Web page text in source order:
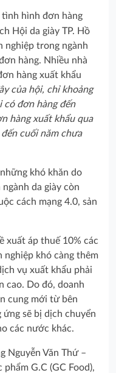
tình hình đơn hàng
Hội da giày TP. Hồ
nghiệp trong ngành
hàng. Nhiều nhà
hàng xuất khẩu
của hội, chỉ khoảng
có đơn hàng đến
hàng xuất khẩu qua
cuối năm chưa
khó khăn do
da giày còn
cách mạng 4.0, sản
xuất áp thuế 10% các
nghiệp khó càng thêm
vụ xuất khẩu phải
cao. Do đó, doanh
cung mới từ bên
sẽ bị dịch chuyển
các nước khác.
Nguyễn Văn Thứ –
G.C (GC Food),